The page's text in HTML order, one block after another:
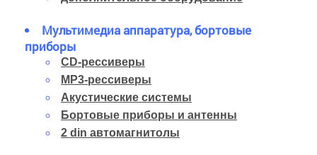
Мультимедиа аппаратура, бортовые
приборы
CD-рессиверы
MP3-рессиверы
Акустические системы
Бортовые приборы и антенны
2 din автомагнитолы